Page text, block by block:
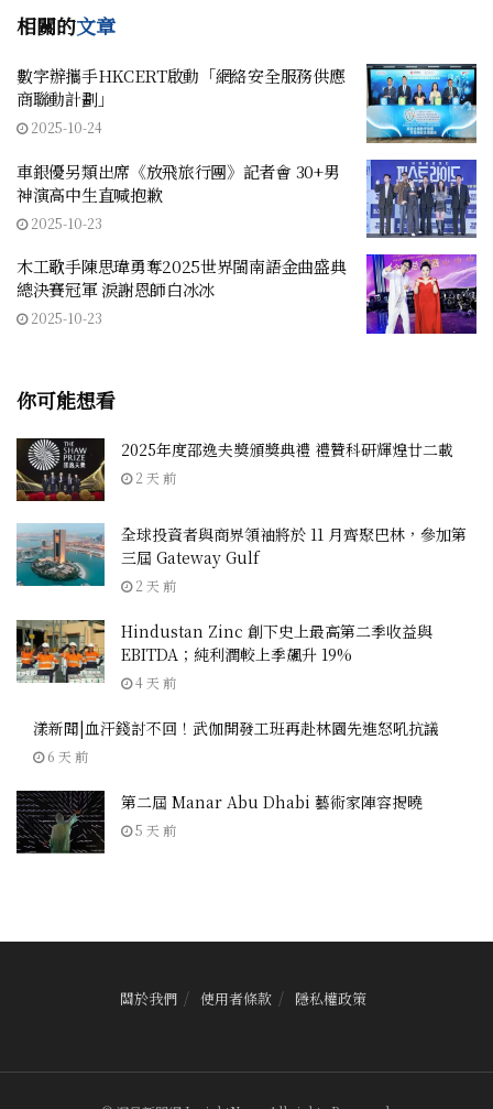
相關的文章
數字辦攜手HKCERT啟動「網絡安全服務供應
商聯動計劃」
2025-10-24
車銀優另類出席《放飛旅行團》記者會 30+男
神演高中生直喊抱歉
2025-10-23
木工歌手陳思瑋勇奪2025世界閩南語金曲盛典
總決賽冠軍 淚謝恩師白冰冰
2025-10-23
你可能想看
2025年度邵逸夫獎頒獎典禮 禮贊科研輝煌廿二載
2 天 前
全球投資者與商界領袖將於 11 月齊聚巴林，參加第
三屆 Gateway Gulf
2 天 前
Hindustan Zinc 創下史上最高第二季收益與
EBITDA；純利潤較上季飆升 19%
4 天 前
漾新聞|血汗錢討不回！武伽開發工班再赴林園先進怒吼抗議
6 天 前
第二屆 Manar Abu Dhabi 藝術家陣容揭曉
5 天 前
關於我們 使用者條款 隱私權政策